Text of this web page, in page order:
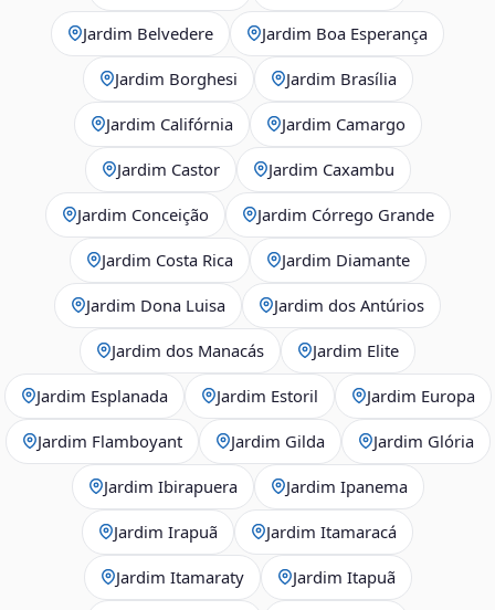
Jardim Belvedere Jardim Boa Esperança
Jardim Borghesi Jardim Brasília
Jardim Califórnia Jardim Camargo
Jardim Castor Jardim Caxambu
Jardim Conceição Jardim Córrego Grande
Jardim Costa Rica Jardim Diamante
Jardim Dona Luisa Jardim dos Antúrios
Jardim dos Manacás Jardim Elite
Jardim Esplanada Jardim Estoril Jardim Europa
Jardim Flamboyant Jardim Gilda Jardim Glória
Jardim Ibirapuera Jardim Ipanema
Jardim Irapuã Jardim Itamaracá
Jardim Itamaraty Jardim Itapuã